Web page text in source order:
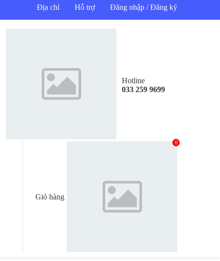
Địa chỉ Hỗ trợ Đăng nhập / Đăng ký
Hotline
033 259 9699
Giỏ hàng
0